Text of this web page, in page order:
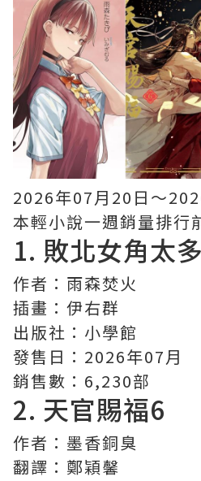
2026年07月20日〜
本輕小說一週銷量排行
1. 敗北女角太
作者：雨森焚火
插畫：伊右群
出版社：小學館
發售日：2026年07月
銷售數：6,230部
2. 天官賜福6
作者：墨香銅臭
翻譯：鄭穎馨